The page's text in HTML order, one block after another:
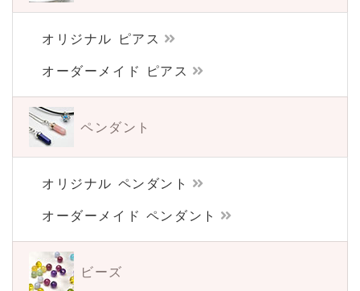
オリジナル ピアス
オーダーメイド ピアス
ペンダント
オリジナル ペンダント
オーダーメイド ペンダント
ビーズ